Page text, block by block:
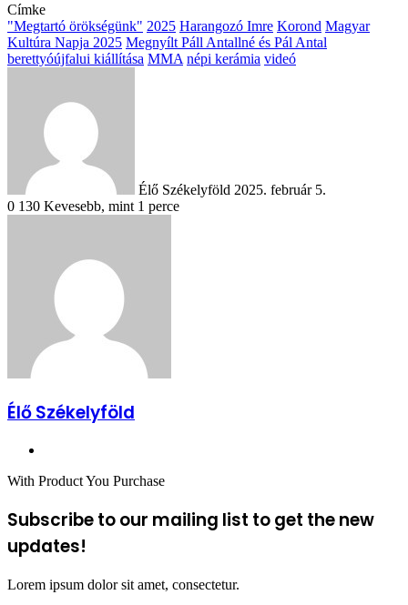
Címke
"Megtartó örökségünk" 2025 Harangozó Imre Korond Magyar
Kultúra Napja 2025 Megnyílt Páll Antallné és Pál Antal
berettyóújfalui kiállítása MMA népi kerámia videó
Élő Székelyföld 2025. február 5.
0 130 Kevesebb, mint 1 perce
Élő Székelyföld
With Product You Purchase
Subscribe to our mailing list to get the new
updates!
Lorem ipsum dolor sit amet, consectetur.